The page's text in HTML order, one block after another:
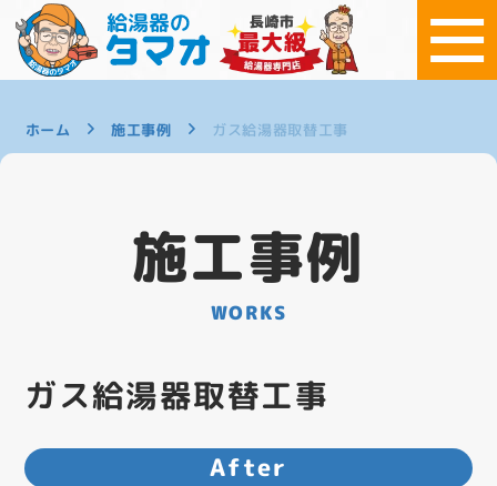
ホーム 施工事例 ガス給湯器取替工事
施工事例
WORKS
ガス給湯器取替工事
After